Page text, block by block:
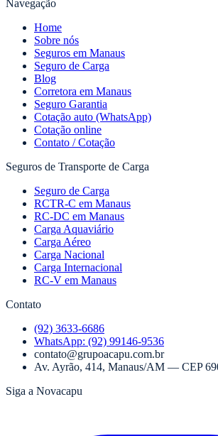
Navegação
Home
Sobre nós
Seguros em Manaus
Seguro de Carga
Blog
Corretora em Manaus
Seguro Garantia
Cotação auto (WhatsApp)
Cotação online
Contato / Cotação
Seguros de Transporte de Carga
Seguro de Carga
RCTR-C em Manaus
RC-DC em Manaus
Carga Aquaviário
Carga Aéreo
Carga Nacional
Carga Internacional
RC-V em Manaus
Contato
(92) 3633-6686
WhatsApp: (92) 99146-9536
contato@grupoacapu.com.br
Av. Ayrão, 414, Manaus/AM — CEP
Siga a Novacapu